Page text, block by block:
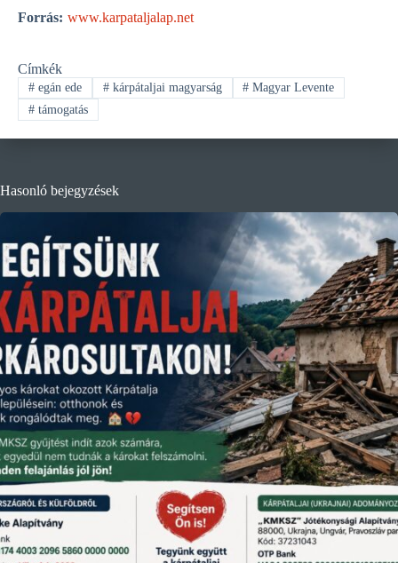
Forrás: www.karpataljalap.net
Címkék
#egán ede #kárpátaljai magyarság # Magyar Levente
#támogatás
Hasonló bejegyzések